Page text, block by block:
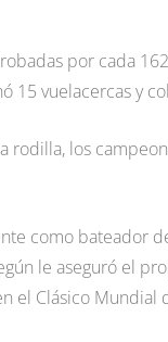
por cada
15 vuelacercas y
rodilla, los
como bateador
le aseguró el
el Clásico Mundial